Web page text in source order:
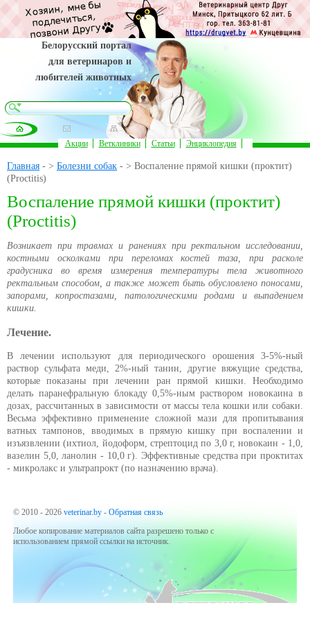
Белорусский портал
для ветеринаров и
любителей животных
Главная - > Болезни собак - > Воспаление прямой кишки (проктит)
(Proctitis)
Воспаление прямой кишки (проктит)
(Proctitis)
Возникает при травмах и ранениях при ректальном исследовании,
костными осколками при переломах костей таза, при расколе
градусника во время измерения температуры тела животного
ректальным способом, а также может быть обусловлено поносами,
запорами, копростазами, патологическими родами и выпадением
кишки.
Лечение.
В лечении используют для периодического орошения 3-5%-ный
раствор сульфата меди, 2%-ный танин, другие вяжущие средства,
которые показаны при лечении ран прямой кишки. Необходимо
делать паранефральную блокаду 0,5%-ным раствором новокаина в
дозах, рассчитанных в зависимости от массы тела кошки или собаки.
Весьма эффективно применение сложной мази для пропитывания
ватных тампонов, вводимых в прямую кишку при воспалении и
изъязвлении (ихтиол, йодоформ, стрептоцид по 3,0 г, новокаин - 1,0,
вазелин 5,0, ланолин - 10,0 г). Эффективные средства при проктитах
- микролакс и ультрапрокт (по назначению врача).
Акции Ветклиники Статьи Энциклопедия
© 2010 - 2026 veterinar.by - Обратная связь
Любое копирование материалов сайта разрешено только с
использованием прямой ссылки на источник.